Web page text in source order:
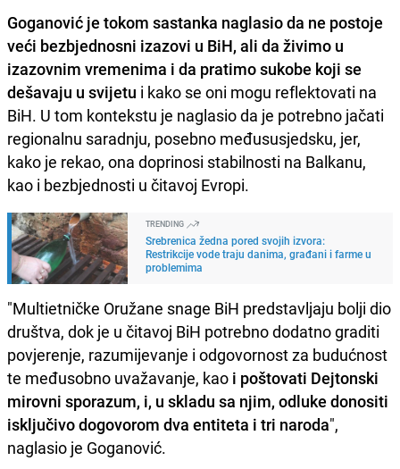
Goganović je tokom sastanka naglasio da ne postoje
veći bezbjednosni izazovi u BiH, ali da živimo u
izazovnim vremenima i da pratimo sukobe koji se
dešavaju u svijetu i kako se oni mogu reflektovati na
BiH. U tom kontekstu je naglasio da je potrebno jačati
regionalnu saradnju, posebno međususjedsku, jer,
kako je rekao, ona doprinosi stabilnosti na Balkanu,
kao i bezbjednosti u čitavoj Evropi.
TRENDING
Srebrenica žedna pored svojih izvora:
Restrikcije vode traju danima, građani i farme u
problemima
"Multietničke Oružane snage BiH predstavljaju bolji dio
društva, dok je u čitavoj BiH potrebno dodatno graditi
povjerenje, razumijevanje i odgovornost za budućnost
te međusobno uvažavanje, kao i poštovati Dejtonski
mirovni sporazum, i, u skladu sa njim, odluke donositi
isključivo dogovorom dva entiteta i tri naroda",
naglasio je Goganović.